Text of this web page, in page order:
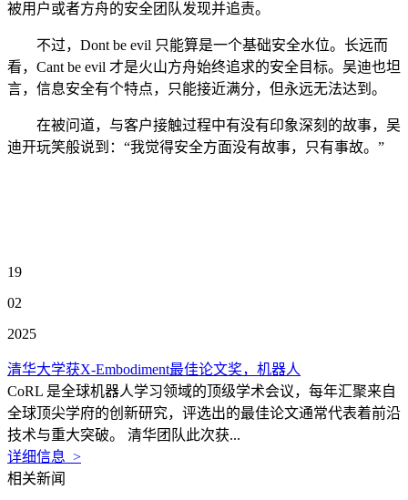
被用户或者方舟的安全团队发现并追责。
不过，Dont be evil 只能算是一个基础安全水位。长远而
看，Cant be evil 才是火山方舟始终追求的安全目标。吴迪也坦
言，信息安全有个特点，只能接近满分，但永远无法达到。
在被问道，与客户接触过程中有没有印象深刻的故事，吴
迪开玩笑般说到：“我觉得安全方面没有故事，只有事故。”
19
02
2025
清华大学获X-Embodiment最佳论文奖，机器人
CoRL 是全球机器人学习领域的顶级学术会议，每年汇聚来自
全球顶尖学府的创新研究，评选出的最佳论文通常代表着前沿
技术与重大突破。 清华团队此次获...
详细信息 >
相关新闻